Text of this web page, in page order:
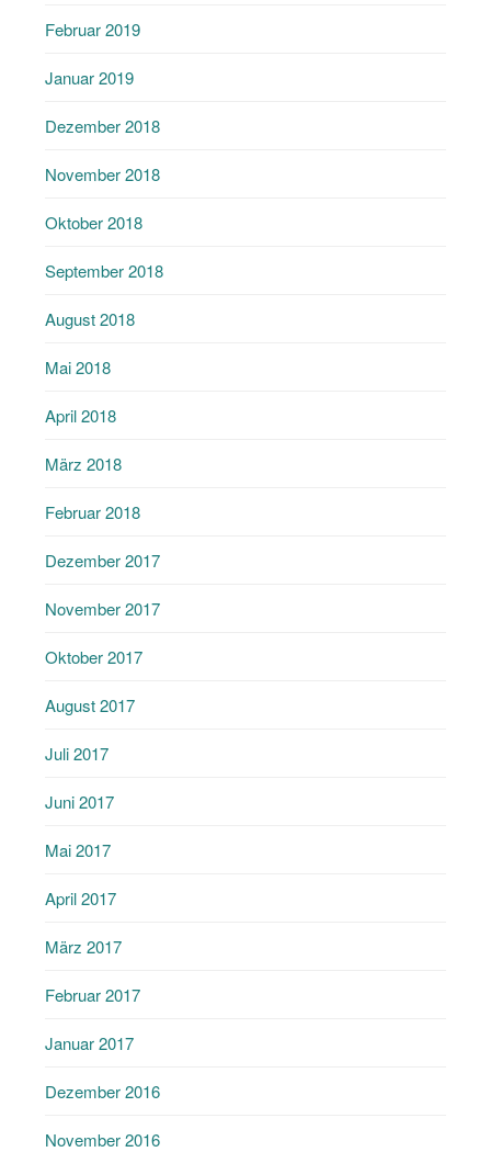
Februar 2019
Januar 2019
Dezember 2018
November 2018
Oktober 2018
September 2018
August 2018
Mai 2018
April 2018
März 2018
Februar 2018
Dezember 2017
November 2017
Oktober 2017
August 2017
Juli 2017
Juni 2017
Mai 2017
April 2017
März 2017
Februar 2017
Januar 2017
Dezember 2016
November 2016